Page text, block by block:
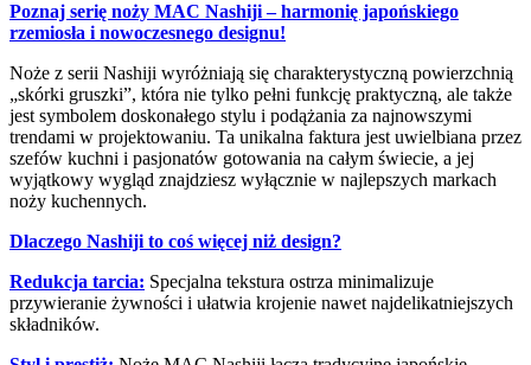
Poznaj serię noży MAC Nashiji – harmonię japońskiego
rzemiosła i nowoczesnego designu!
Noże z serii Nashiji wyróżniają się charakterystyczną powierzchnią
„skórki gruszki”, która nie tylko pełni funkcję praktyczną, ale także
jest symbolem doskonałego stylu i podążania za najnowszymi
trendami w projektowaniu. Ta unikalna faktura jest uwielbiana przez
szefów kuchni i pasjonatów gotowania na całym świecie, a jej
wyjątkowy wygląd znajdziesz wyłącznie w najlepszych markach
noży kuchennych.
Dlaczego Nashiji to coś więcej niż design?
Redukcja tarcia: Specjalna tekstura ostrza minimalizuje
przywieranie żywności i ułatwia krojenie nawet najdelikatniejszych
składników.